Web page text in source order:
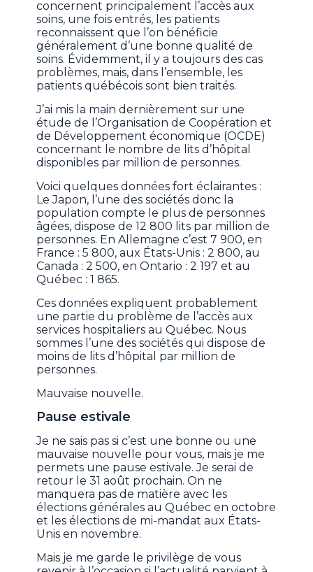
concernent principalement l’accès aux
soins, une fois entrés, les patients
reconnaissent que l’on bénéficie
généralement d’une bonne qualité de
soins. Évidemment, il y a toujours des cas
problèmes, mais, dans l’ensemble, les
patients québécois sont bien traités.
J’ai mis la main dernièrement sur une
étude de l’Organisation de Coopération et
de Développement économique (OCDE)
concernant le nombre de lits d’hôpital
disponibles par million de personnes.
Voici quelques données fort éclairantes :
Le Japon, l’une des sociétés donc la
population compte le plus de personnes
âgées, dispose de 12 800 lits par million de
personnes. En Allemagne c’est 7 900, en
France : 5 800, aux États-Unis : 2 800, au
Canada : 2 500, en Ontario : 2 197 et au
Québec : 1 865.
Ces données expliquent probablement
une partie du problème de l’accès aux
services hospitaliers au Québec. Nous
sommes l’une des sociétés qui dispose de
moins de lits d’hôpital par million de
personnes.
Mauvaise nouvelle.
Pause estivale
Je ne sais pas si c’est une bonne ou une
mauvaise nouvelle pour vous, mais je me
permets une pause estivale. Je serai de
retour le 31 août prochain. On ne
manquera pas de matière avec les
élections générales au Québec en octobre
et les élections de mi-mandat aux États-
Unis en novembre.
Mais je me garde le privilège de vous